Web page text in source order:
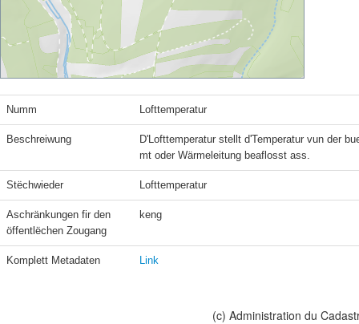
Numm Lofttemperatur
Beschreiwung
D'Lofttemperatur stellt d'Temperatur vun der
mt oder Wärmeleitung beaflosst ass.
Stëchwieder Lofttemperatur
Aschränkungen fir den
öffentlëchen Zougang
keng
Komplett Metadaten Link
(c) Administration du